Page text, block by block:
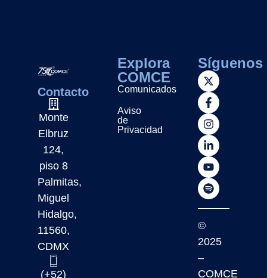
Contacto
Monte
Elbruz
124,
piso 8
Palmitas,
Miguel
Hidalgo,
11560,
CDMX
(+52)
Explora
COMCE
Comunicados
Aviso
de
Privacidad
Síguenos
©
2025
–
COMCE